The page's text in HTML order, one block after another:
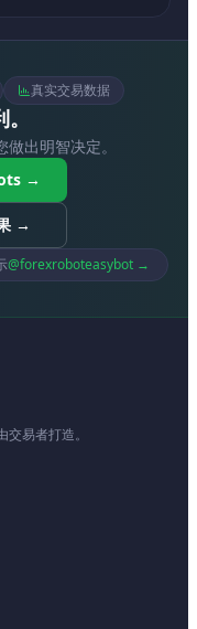
真实交易数据
出明智决定。
→
→
@forexroboteasybot →
易者打造。